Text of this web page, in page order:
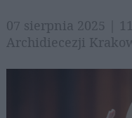
07 sierpnia 2025 |
Archidiecezji